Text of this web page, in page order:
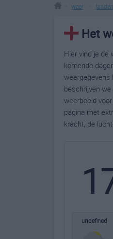
weer landen
Het
Hier vind je de
komende
weergegevens
beschrijven
weerbeeld
pagina met
kracht, de
undefined